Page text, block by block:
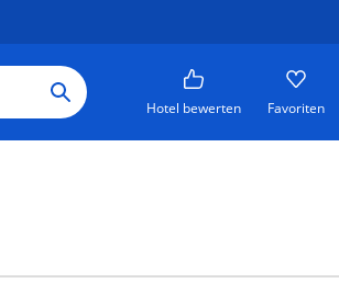
Hotel bewerten Favoriten